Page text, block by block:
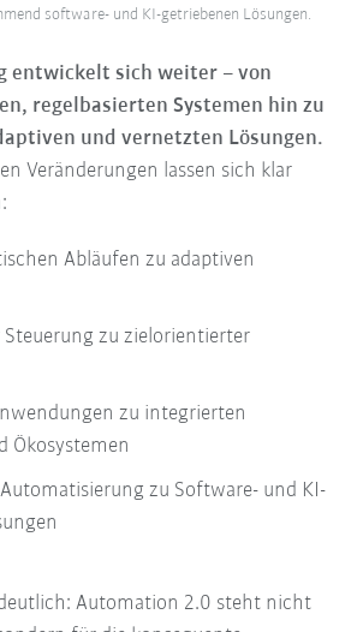
entwickelt sich weiter – von
regelbasierten Systemen hin zu
und vernetzten Lösungen.
Veränderungen lassen sich klar
Abläufen zu adaptiven
zu zielorientierter
zu integrierten
Ökosystemen
zu Software- und KI-
software- und KI-getriebenen Lösungen.
Automation 2.0 steht nicht